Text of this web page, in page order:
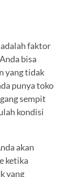
faktor
bisa
yang tidak
punya toko
sempit
kondisi
akan
ketika
yang